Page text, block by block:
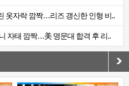
옷자락 깜짝…리즈 갱신한 인형 비..
자태 깜짝…美 명문대 합격 후 리..